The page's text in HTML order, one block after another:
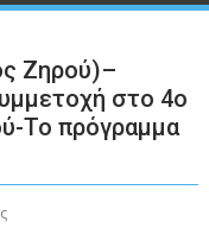
Ζηρού)–
στο 4ο
Το πρόγραμμα